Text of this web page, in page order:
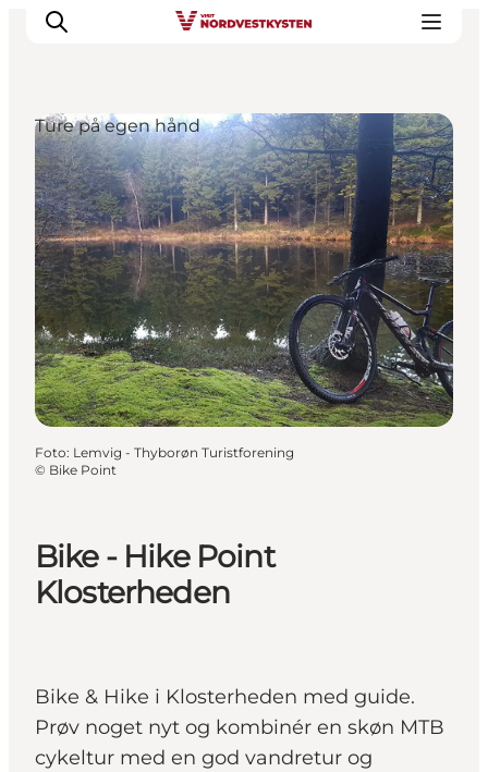
Feriesteder
Inspiration
Handicapvenlig ferie
Events
Overnatning
Planlæg din ferie
Bike - Hike Point
Klosterheden
Bike & Hike i Klosterheden med guide. ​
Prøv noget nyt og kombinér en skøn MTB
cykeltur med en god vandretur og
Ture på egen hånd
Foto: Lemvig - Thyborøn Turistforening
© Bike Point